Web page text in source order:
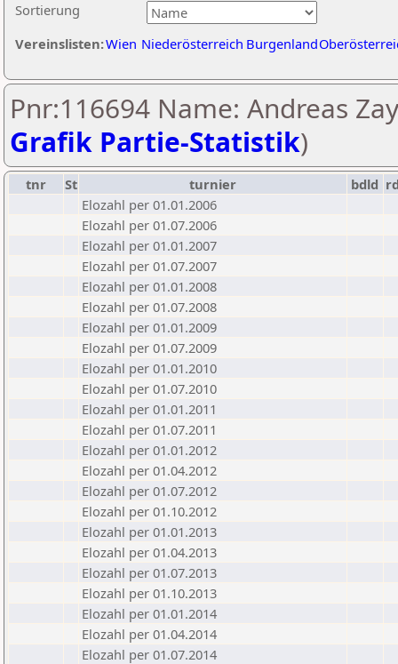
Sortierung
Vereinslisten:Wien Niederösterreich Burgenland
Pnr:116694 Name: Andreas
Grafik Partie-Statistik)
tnr St turnier bdld
Elozahl per 01.01.2006
Elozahl per 01.07.2006
Elozahl per 01.01.2007
Elozahl per 01.07.2007
Elozahl per 01.01.2008
Elozahl per 01.07.2008
Elozahl per 01.01.2009
Elozahl per 01.07.2009
Elozahl per 01.01.2010
Elozahl per 01.07.2010
Elozahl per 01.01.2011
Elozahl per 01.07.2011
Elozahl per 01.01.2012
Elozahl per 01.04.2012
Elozahl per 01.07.2012
Elozahl per 01.10.2012
Elozahl per 01.01.2013
Elozahl per 01.04.2013
Elozahl per 01.07.2013
Elozahl per 01.10.2013
Elozahl per 01.01.2014
Elozahl per 01.04.2014
Elozahl per 01.07.2014